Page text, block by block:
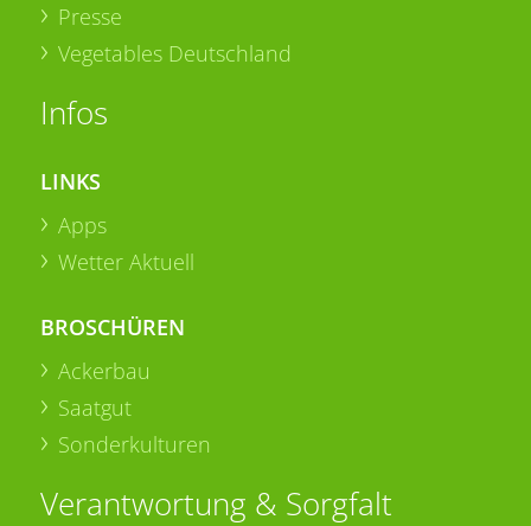
Presse
Vegetables Deutschland
Infos
LINKS
Apps
Wetter Aktuell
BROSCHÜREN
Ackerbau
Saatgut
Sonderkulturen
Verantwortung & Sorgfalt